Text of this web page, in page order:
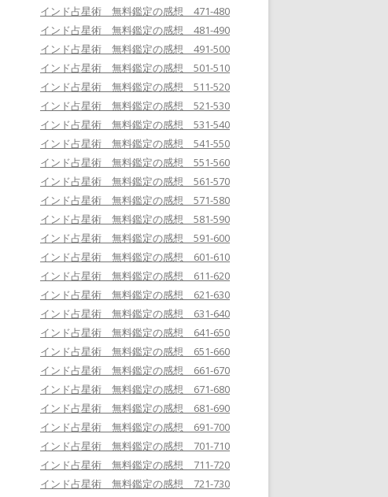
インド占星術 無料鑑定の感想 471-480
インド占星術 無料鑑定の感想 481-490
インド占星術 無料鑑定の感想 491-500
インド占星術 無料鑑定の感想 501-510
インド占星術 無料鑑定の感想 511-520
インド占星術 無料鑑定の感想 521-530
インド占星術 無料鑑定の感想 531-540
インド占星術 無料鑑定の感想 541-550
インド占星術 無料鑑定の感想 551-560
インド占星術 無料鑑定の感想 561-570
インド占星術 無料鑑定の感想 571-580
インド占星術 無料鑑定の感想 581-590
インド占星術 無料鑑定の感想 591-600
インド占星術 無料鑑定の感想 601-610
インド占星術 無料鑑定の感想 611-620
インド占星術 無料鑑定の感想 621-630
インド占星術 無料鑑定の感想 631-640
インド占星術 無料鑑定の感想 641-650
インド占星術 無料鑑定の感想 651-660
インド占星術 無料鑑定の感想 661-670
インド占星術 無料鑑定の感想 671-680
インド占星術 無料鑑定の感想 681-690
インド占星術 無料鑑定の感想 691-700
インド占星術 無料鑑定の感想 701-710
インド占星術 無料鑑定の感想 711-720
インド占星術 無料鑑定の感想 721-730